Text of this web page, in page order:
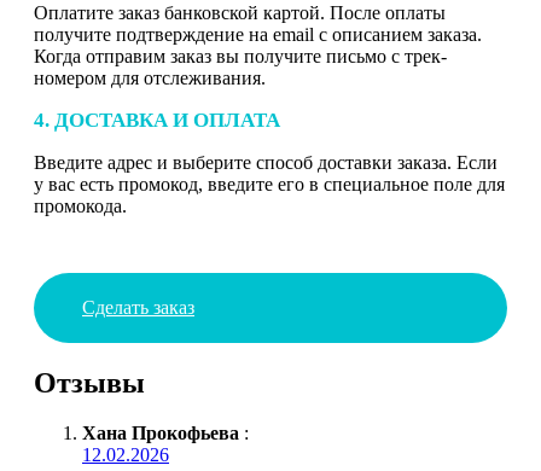
Оплатите заказ банковской картой. После оплаты
получите подтверждение на email с описанием заказа.
Когда отправим заказ вы получите письмо с трек-
номером для отслеживания.
4. ДОСТАВКА И ОПЛАТА
Введите адрес и выберите способ доставки заказа. Если
у вас есть промокод, введите его в специальное поле для
промокода.
Сделать заказ
Отзывы
Хана Прокофьева :
12.02.2026